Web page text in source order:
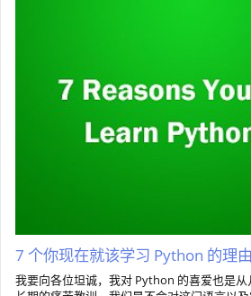
7 个你现在就该学习 Python 的理由
我要向各位坦诚，我对 Python 的喜爱也是